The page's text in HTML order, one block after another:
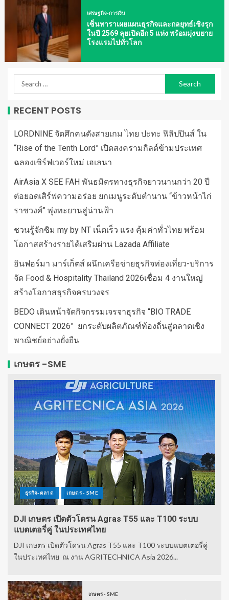
เศรษฐกิจ-การเงิน
เซ็นทาราเผยแผนธุรกิจและกลยุทธ์เชิงรุก
ในปี 2569 ลุยเปิดอีก 5 แห่ง พร้อมมุ่งขยาย
โรงแรมไปทั่วโลก
RECENT POSTS
LORDNINE จัดศึกคนดังสายเกม ไทย ปะทะ ฟิลิปปินส์ ใน
“Rise of the Tenth Lord” เปิดสงครามกิลด์ข้ามประเทศ
ฉลองเซิร์ฟเวอร์ใหม่ เฮเลนา
AirAsia X SEE FAH พันธมิตรทางธุรกิจยาวนานกว่า 20 ปี
ต่อยอดเสิร์ฟความอร่อย ยกเมนูระดับตำนาน “ข้าวหน้าไก่
ราชวงศ์” พุ่งทะยานสู่น่านฟ้า
ชวนรู้จักซิม my by NT เน็ตเร็ว แรง คุ้มค่าทั่วไทย พร้อม
โอกาสสร้างรายได้เสริมผ่าน Lazada Affiliate
อินฟอร์มา มาร์เก็ตส์ ผนึกเครือข่ายธุรกิจท่องเที่ยว-บริการ
จัด Food & Hospitality Thailand 2026เชื่อม 4 งานใหญ่
สร้างโอกาสธุรกิจครบวงจร
BEDO เดินหน้าจัดกิจกรรมเจรจาธุรกิจ “BIO TRADE
CONNECT 2026” ยกระดับผลิตภัณฑ์ท้องถิ่นสู่ตลาดเชิง
พาณิชย์อย่างยั่งยืน
เกษตร -SME
ธุรกิจ-ตลาด เกษตร - SME
DJI เกษตร เปิดตัวโดรน Agras T55 และ T100 ระบบ
แบตเตอรี่คู่ ในประเทศไทย
DJI เกษตร เปิดตัวโดรน Agras T55 และ T100 ระบบแบตเตอรี่คู่
ในประเทศไทย ณ งาน AGRITECHNICA Asia 2026...
เกษตร - SME